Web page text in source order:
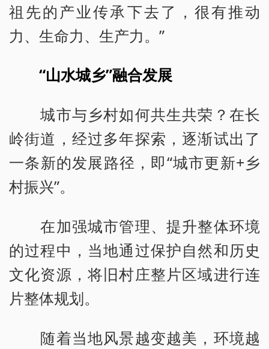
祖先的产业传承下去了，很有推动
力、生命力、生产力。”
“山水城乡”融合发展
城市与乡村如何共生共荣？在长
岭街道，经过多年探索，逐渐试出了
一条新的发展路径，即“城市更新+乡
村振兴”。
在加强城市管理、提升整体环境
的过程中，当地通过保护自然和历史
文化资源，将旧村庄整片区域进行连
片整体规划。
随着当地风景越变越美，环境越